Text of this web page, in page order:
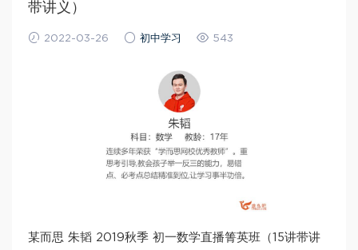
带讲义）
2022-03-26 初中学习 543
某而思 朱韬 2019秋季 初一数学直播箐英班（15讲带讲